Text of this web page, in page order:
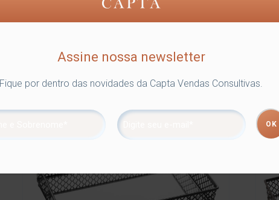
Assine nossa newsletter
Fique por dentro das novidades da Capta Vendas Consultivas.